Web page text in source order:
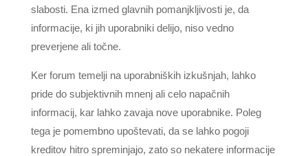
slabosti. Ena izmed glavnih pomanjkljivosti je, da
informacije, ki jih uporabniki delijo, niso vedno
preverjene ali točne.
Ker forum temelji na uporabniških izkušnjah, lahko
pride do subjektivnih mnenj ali celo napačnih
informacij, kar lahko zavaja nove uporabnike. Poleg
tega je pomembno upoštevati, da se lahko pogoji
kreditov hitro spreminjajo, zato so nekatere informacije